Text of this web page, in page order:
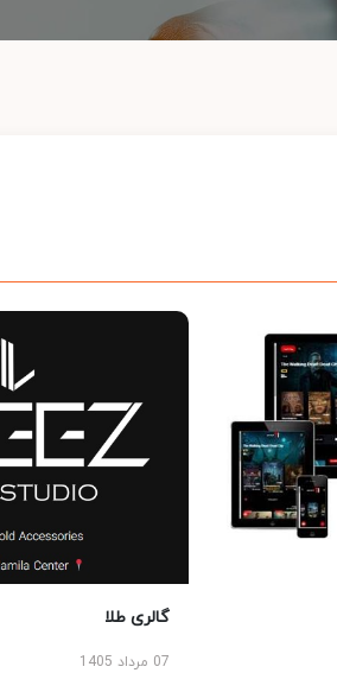
گالری طلا
07 مرداد 1405